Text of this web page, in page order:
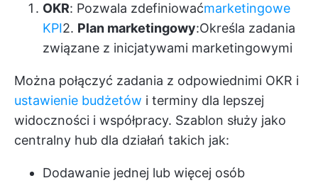
OKR: Pozwala zdefiniowaćmarketingowe
KPI2. Plan marketingowy:Określa zadania
związane z inicjatywami marketingowymi
Można połączyć zadania z odpowiednimi OKR i
ustawienie budżetów i terminy dla lepszej
widoczności i współpracy. Szablon służy jako
centralny hub dla działań takich jak:
Dodawanie jednej lub więcej osób